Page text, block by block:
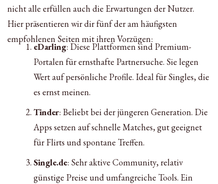
nicht alle erfüllen auch die Erwartungen der Nutzer.
Hier präsentieren wir dir fünf der am häufigsten
empfohlenen Seiten mit ihren Vorzügen:
eDarling: Diese Plattformen sind Premium-
Portalen für ernsthafte Partnersuche. Sie legen
Wert auf persönliche Profile. Ideal für Singles, die
es ernst meinen.
Tinder: Beliebt bei der jüngeren Generation. Die
Apps setzen auf schnelle Matches, gut geeignet
für Flirts und spontane Treffen.
Single.de: Sehr aktive Community, relativ
günstige Preise und umfangreiche Tools. Ein